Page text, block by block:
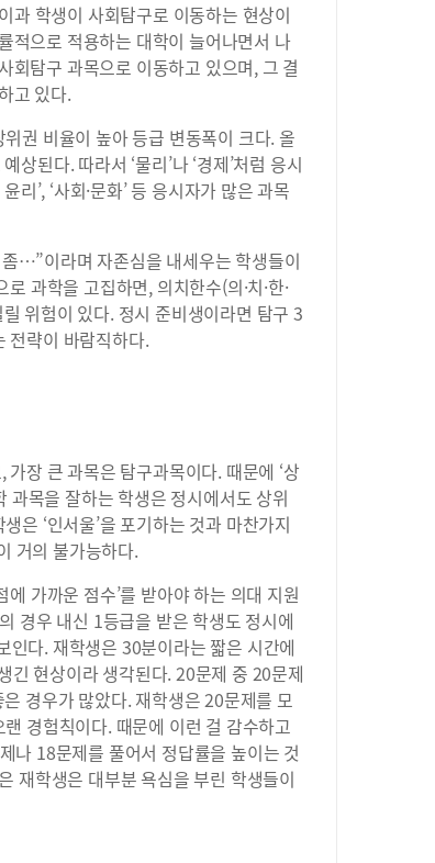
과 학생이 사회탐구로 이동하는 현상이
적으로 적용하는 대학이 늘어나면서 나
회탐구 과목으로 이동하고 있으며, 그 결
고 있다.
권 비율이 높아 등급 변동폭이 크다. 올
된다. 따라서 ‘물리’나 ‘경제’처럼 응시
리’, ‘사회·문화’ 등 응시자가 많은 과목
…”이라며 자존심을 내세우는 학생들이
과학을 고집하면, 의치한수(의·치·한·
위험이 있다. 정시 준비생이라면 탐구 3
전략이 바람직하다.
장 큰 과목은 탐구과목이다. 때문에 ‘상
과목을 잘하는 학생은 정시에서도 상위
은 ‘인서울’을 포기하는 것과 마찬가지
거의 불가능하다.
에 가까운 점수’를 받아야 하는 의대 지원
경우 내신 1등급을 받은 학생도 정시에
다. 재학생은 30분이라는 짧은 시간에
긴 현상이라 생각된다. 20문제 중 20문제
경우가 많았다. 재학생은 20문제를 모
경험칙이다. 때문에 이런 걸 감수하고
나 18문제를 풀어서 정답률을 높이는 것
재학생은 대부분 욕심을 부린 학생들이